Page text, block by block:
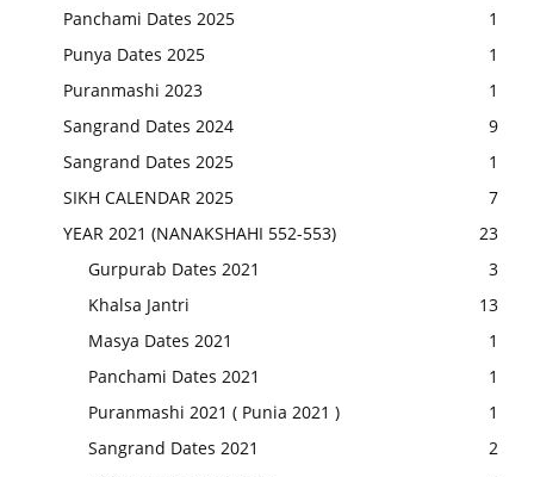
Panchami Dates 2025
1
Punya Dates 2025
1
Puranmashi 2023
1
Sangrand Dates 2024
9
Sangrand Dates 2025
1
SIKH CALENDAR 2025
7
YEAR 2021 (NANAKSHAHI 552-553)
23
Gurpurab Dates 2021
3
Khalsa Jantri
13
Masya Dates 2021
1
Panchami Dates 2021
1
Puranmashi 2021 ( Punia 2021 )
1
Sangrand Dates 2021
2